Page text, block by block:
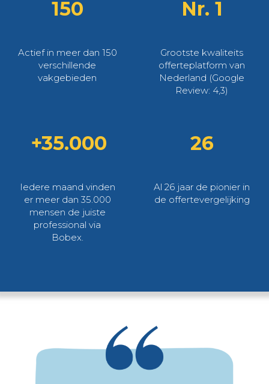
150
Actief in meer dan 150
verschillende
vakgebieden
Nr. 1
Grootste kwaliteits
offerteplatform van
Nederland (Google
Review: 4,3)
+35.000
Iedere maand vinden
er meer dan 35.000
mensen de juiste
professional via
Bobex.
26
Al 26 jaar de pionier in
de offertevergelijking